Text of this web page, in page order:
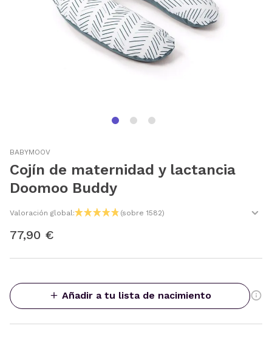
BABYMOOV
Cojín de maternidad y lactancia
Doomoo Buddy
Valoración global: (sobre 1582)
77,90 €
Añadir a tu lista de nacimiento